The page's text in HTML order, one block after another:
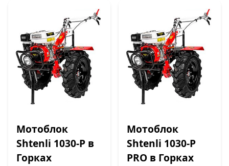
Мотоблок
Shtenli 1030-P в
Горках
Мотоблок
Shtenli 1030-P
PRO в Горках